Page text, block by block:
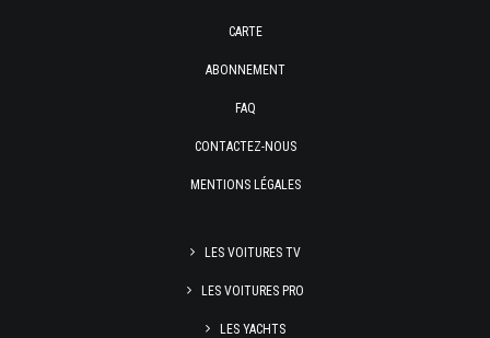
CARTE
ABONNEMENT
FAQ
CONTACTEZ-NOUS
MENTIONS LÉGALES
LES VOITURES TV
LES VOITURES PRO
LES YACHTS